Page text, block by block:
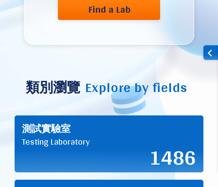
Find a Lab
類別瀏覽 Explore by fields
測試實驗室
Testing Laboratory 1486